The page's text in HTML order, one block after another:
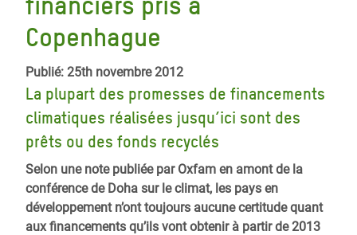
Copenhague
Publié: 25th novembre 2012
La plupart des promesses de financements
climatiques réalisées jusqu’ici sont des
prêts ou des fonds recyclés
Selon une note publiée par Oxfam en amont de la
conférence de Doha sur le climat, les pays en
développement n’ont toujours aucune certitude quant
aux financements qu’ils vont obtenir à partir de 2013